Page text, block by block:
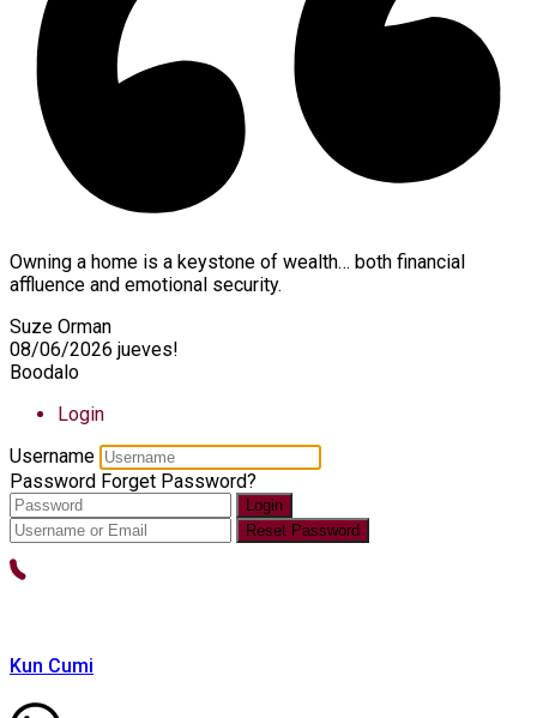
Owning a home is a keystone of wealth… both financial
affluence and emotional security.
Suze Orman
08/06/2026 jueves!
Boodalo
Login
Username
Password Forget Password?
Login
Reset Password
Kun Cumi